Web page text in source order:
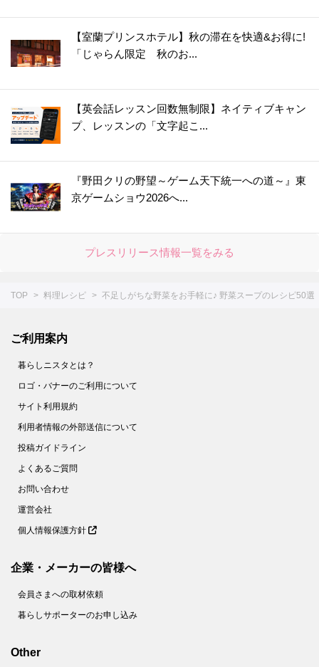
【室蘭プリンスホテル】秋の滞在を快適&お得に!
「じゃらん限定 秋のお...
【英会話レッスン回数無制限】ネイティブキャン
プ、レッスンの「文字起こ...
『野田クリの野望～ゲーム天下統一への道～』東
京ゲームショウ2026へ...
プレスリリース情報一覧をみる
TOP 料理レシピ 不足しがちな野菜をお手軽に♪ 野菜スープのレシピ50選
ご利用案内
暮らしニスタとは？
ロゴ・バナーのご利用について
サイト利用規約
利用者情報の外部送信について
投稿ガイドライン
よくあるご質問
お問い合わせ
運営会社
個人情報保護方針
企業・メーカーの皆様へ
会員さまへの取材依頼
暮らしサポーターのお申し込み
Other